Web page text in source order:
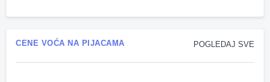
POGLEDAJ SVE
CENE VOĆA NA PIJACAMA